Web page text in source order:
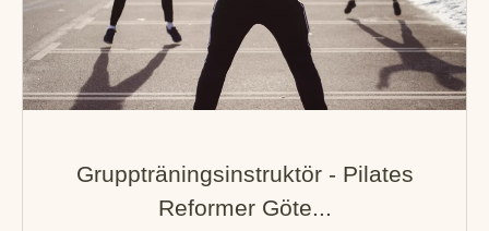
Gruppträningsinstruktör - Pilates
Reformer Göte...